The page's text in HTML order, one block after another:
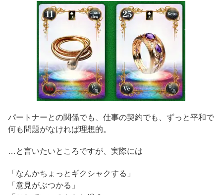
パートナーとの関係でも、仕事の契約でも、ずっと平和で
何も問題がなければ理想的。
…と言いたいところですが、実際には
「なんかちょっとギクシャクする」
「意見がぶつかる」